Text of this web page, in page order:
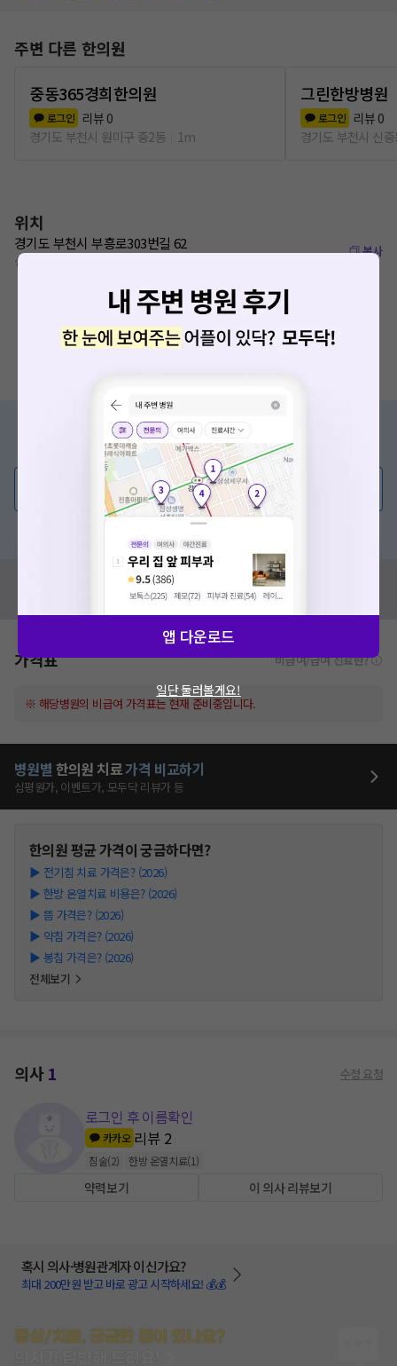
주변 다른 한의원
중동365경희한의원
로그인 리뷰 0
경기도 부천시 원미구 중2동
1m
그린한방병원
로그인 리뷰 0
경기도 부천시 신
위치
경기도 부천시 부흥로303번길 62
신중동역 620m
복사
증상/치료, 궁금한 점이 있나요?
의사가 직접 답해드려요!
💬 무엇이든 물어보세요
혹은, 의료상담 서비스에 다양한 게시글 보러가기
혹시 잘못된 병원정보가 있나요?
모두닥 팀에 알려주세요!
가격표 비급여/급여 진료란?
※ 해당병원의 비급여 가격표는 현재 준비중입니다.
병원별 한의원 치료가격 비교하기
심평원가, 이벤트가, 모두닥 리뷰가 등
한의원평균 가격이 궁금하다면?
▶ 전기침 치료 가격은? (2026)
▶ 한방 온열치료 비용은? (2026)
▶ 뜸 가격은? (2026)
▶ 약침 가격은? (2026)
▶ 봉침 가격은? (2026)
전체보기
의사1 수정 요청
로그인 후 이름확인
카카오 리뷰 2
침술(2) 한방 온열치료(1)
약력보기 이 의사 리뷰보기
혹시 의사·병원관계자 이신가요?
최대 200만원 받고 바로 광고 시작하세요! 💰💰
증상/치료, 궁금한 점이 있나요?
앱 다운로드
일단 둘러볼게요!